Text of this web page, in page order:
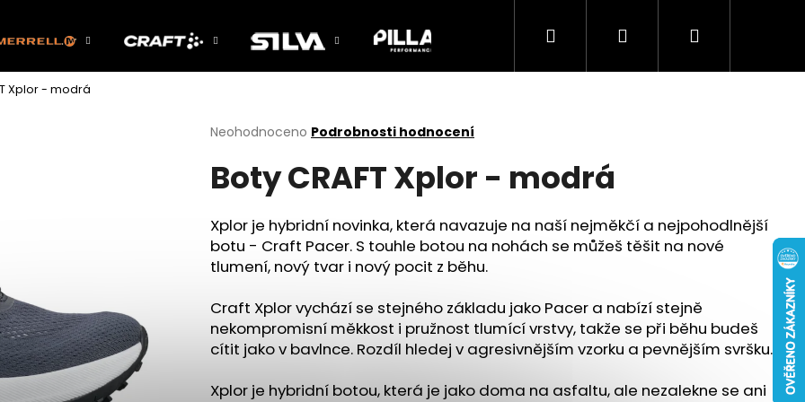
Hledat PřihlášeníNákupní
Xplor - modrá
Průměrné
produktu
je
z
5
hvězdiček.
Neohodnoceno Podrobnosti hodnocení
Boty CRAFT Xplor - modrá
Xplor je hybridní novinka, která navazuje na naší nejměkčí a nejpohodlnější
botu - Craft Pacer. S touhle botou na nohách se můžeš těšit na nové
tlumení, nový tvar i nový pocit z běhu.
Craft Xplor vychází se stejného základu jako Pacer a nabízí stejně
nekompromisní měkkost i pružnost tlumící vrstvy, takže se při běhu budeš
cítit jako v bavlnce. Rozdíl hledej v agresivnějším vzorku a pevnějším svršku.
Xplor je hybridní botou, která je jako doma na asfaltu, ale nezalekne se ani
Co potřebujete najít?
HLEDAT
Následující